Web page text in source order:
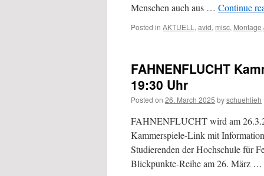
Menschen auch aus … Continue
Posted in AKTUELL , avid, misc, Montage
FAHNENFLUCHT
19:30 Uhr
Posted on 26. March 2025 byschuehlieh
FAHNENFLUCHT wird am
Kammerspiele-Link mit
Studierenden der Hochschule für
Blickpunkte-Reihe am 26. März …